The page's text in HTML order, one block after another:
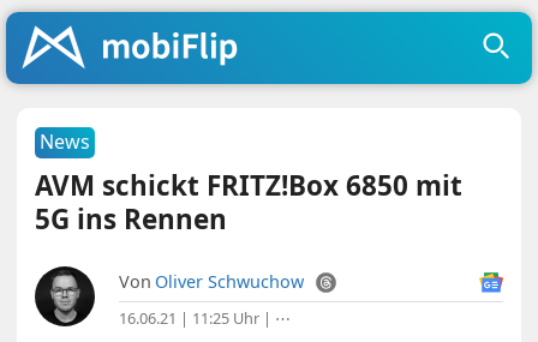
News
AVM schickt FRITZ!Box 6850 mit
5G ins Rennen
Von Oliver Schwuchow
16.06.21 | 11:25 Uhr | ⋯